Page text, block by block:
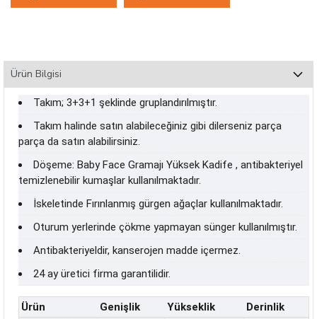
Ürün Bilgisi
Takım; 3+3+1 şeklinde gruplandırılmıştır.
Takım halinde satın alabileceğiniz gibi dilerseniz parça
parça da satın alabilirsiniz.
Döşeme: Baby Face Gramajı Yüksek Kadife , antibakteriyel
temizlenebilir kumaşlar kullanılmaktadır.
İskeletinde Fırınlanmış gürgen ağaçlar kullanılmaktadır.
Oturum yerlerinde çökme yapmayan sünger kullanılmıştır.
Antibakteriyeldir, kanserojen madde içermez.
24 ay üretici firma garantilidir.
Ürün Genişlik Yükseklik
Derinlik